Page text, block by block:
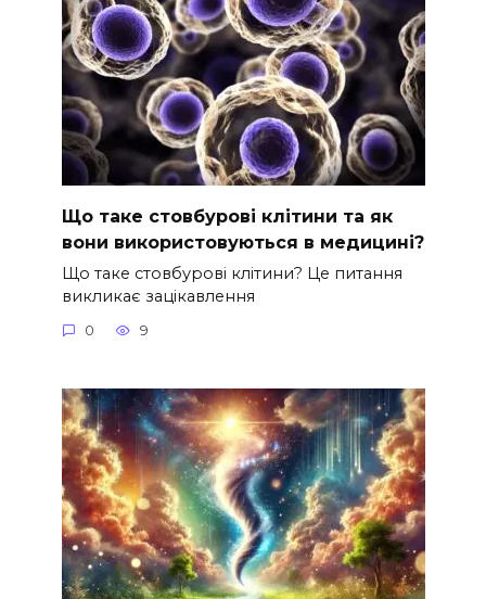
Що таке стовбурові клітини та як
вони використовуються в медицині?
Що таке стовбурові клітини? Це питання
викликає зацікавлення
0 9